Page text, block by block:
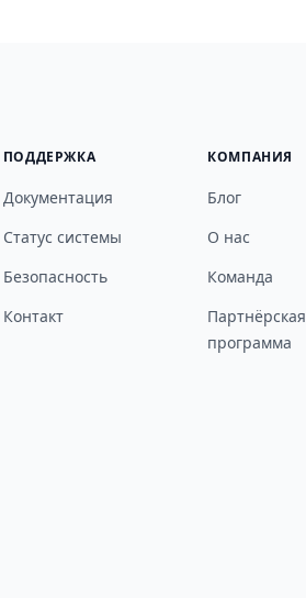
ПОДДЕРЖКА
Документация
Статус системы
Безопасность
Контакт
КОМПАНИЯ
Блог
О нас
Команда
Партнёрская
программа